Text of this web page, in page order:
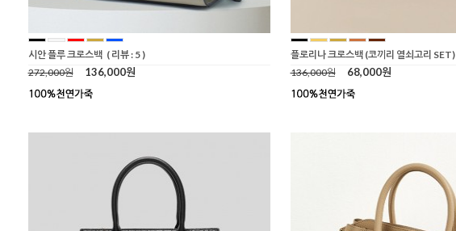
시안 플루 크로스백 ( 리뷰 : 5 )
272,000원
136,000원
플로리나 크로스백 (코끼리 열쇠고리 SET)
136,000원
68,000원